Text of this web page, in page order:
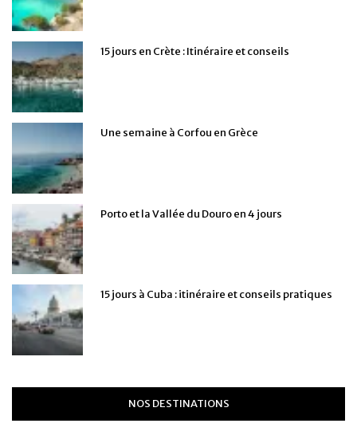
15 jours en Crète : Itinéraire et conseils
Une semaine à Corfou en Grèce
Porto et la Vallée du Douro en 4 jours
15 jours à Cuba : itinéraire et conseils pratiques
NOS DESTINATIONS